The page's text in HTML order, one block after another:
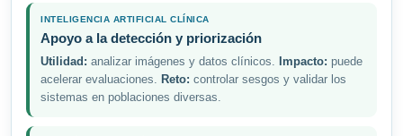
INTELIGENCIA ARTIFICIAL CLÍNICA
Apoyo a la detección y priorización
Utilidad: analizar imágenes y datos clínicos. Impacto: puede
acelerar evaluaciones. Reto: controlar sesgos y validar los
sistemas en poblaciones diversas.